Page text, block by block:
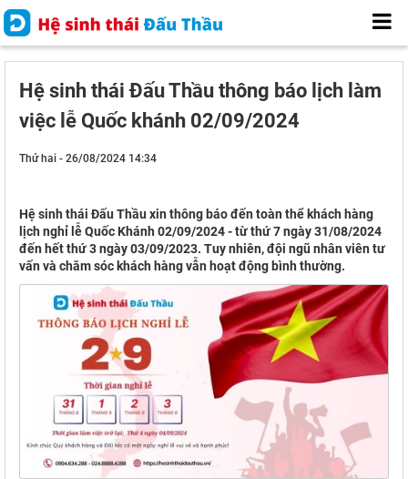
Hệ sinh thái Đấu Thầu thông báo lịch làm
việc lễ Quốc khánh 02/09/2024
Thứ hai - 26/08/2024 14:34
Hệ sinh thái Đấu Thầu xin thông báo đến toàn thể khách hàng
lịch nghỉ lễ Quốc Khánh 02/09/2024 - từ thứ 7 ngày 31/08/2024
đến hết thứ 3 ngày 03/09/2023. Tuy nhiên, đội ngũ nhân viên tư
vấn và chăm sóc khách hàng vẫn hoạt động bình thường.